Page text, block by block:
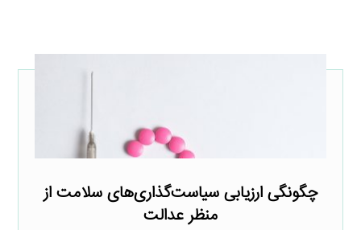
چگونگی ارزیابی سیاست‌گذاری‌های سلامت از
منظر عدالت